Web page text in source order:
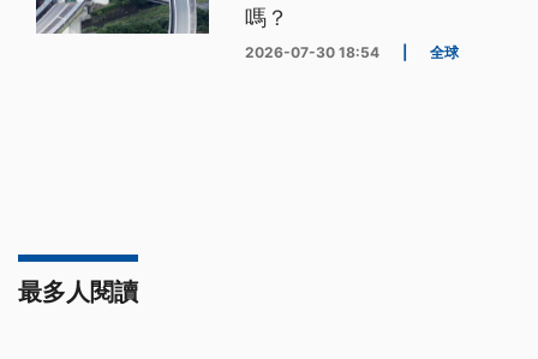
嗎？
2026-07-30 18:54 全球
最多人閱讀